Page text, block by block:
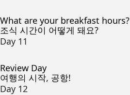
What are your breakfast hours?
조식 시간이 어떻게 돼요?
Day 11
Review Day
여행의 시작, 공항!
Day 12